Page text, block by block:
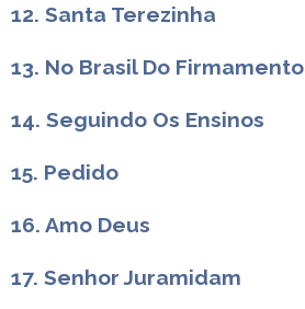
12. Santa Terezinha
13. No Brasil Do Firmamento
14. Seguindo Os Ensinos
15. Pedido
16. Amo Deus
17. Senhor Juramidam